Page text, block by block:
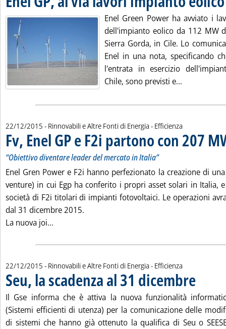
Enel Green Power ha avviato i
dell'impianto eolico da 112 MW
Sierra Gorda, in Cile. Lo
Enel in una nota, specificando
l'entrata in esercizio
Chile, sono previsti e...
22/12/2015 - Rinnovabili e Altre Fonti di Energia - Efficienza
Fv, Enel GP e F2i partono con 207
“Obiettivo diventare leader del mercato in Italia”
Enel Gren Power e F2i hanno perfezionato la creazione di
venture) in cui Egp ha conferito i propri asset solari in Italia,
società di F2i titolari di impianti fotovoltaici. Le operazioni
dal 31 dicembre 2015.
La nuova joi...
22/12/2015 - Rinnovabili e Altre Fonti di Energia - Efficienza
Seu, la scadenza al 31 dicembre
Il Gse informa che è attiva la nuova funzionalità
(Sistemi efficienti di utenza) per la comunicazione delle
di sistemi che hanno già ottenuto la qualifica di Seu o